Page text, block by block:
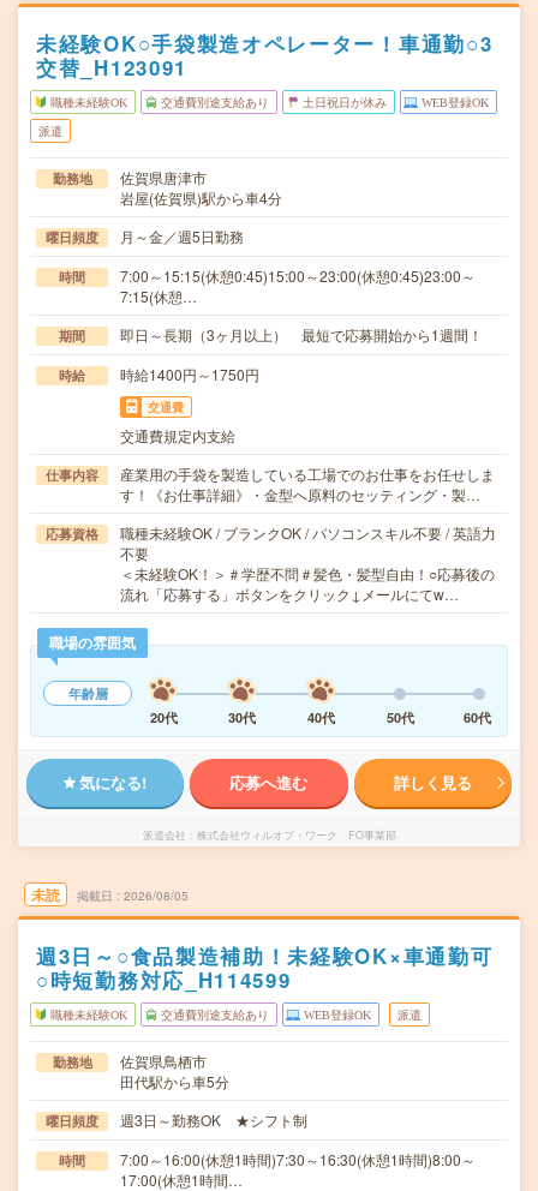
未経験OK○手袋製造オペレーター！車通勤○3
交替_H123091
職種未経験OK 交通費別途支給あり 土日祝日が休み WEB登録OK
派遣
勤務地
佐賀県唐津市
岩屋(佐賀県)駅から車4分
曜日頻度 月～金／週5日勤務
時間
7:00～15:15(休憩0:45)15:00～23:00(休憩0:45)23:00～
7:15(休憩…
期間 即日～長期（3ヶ月以上） 最短で応募開始から1週間！
時給 時給1400円～1750円
交通費
交通費規定内支給
仕事内容
産業用の手袋を製造している工場でのお仕事をお任せしま
す！《お仕事詳細》・金型へ原料のセッティング・製…
応募資格
職種未経験OK / ブランクOK / パソコンスキル不要 / 英語力
不要
＜未経験OK！＞＃学歴不問＃髪色・髪型自由！○応募後の
流れ「応募する」ボタンをクリック↓メールにてw…
職場の雰囲気
年齢層
20代
30代 40代 50代 60代
気になる! 応募へ進む 詳しく見る
派遣会社 株式会社ウィルオブ・ワーク FO事業部
未読 掲載日 2026/08/05
週3日～○食品製造補助！未経験OK×車通勤可
○時短勤務対応_H114599
職種未経験OK 交通費別途支給あり WEB登録OK 派遣
勤務地
佐賀県鳥栖市
田代駅から車5分
曜日頻度 週3日～勤務OK ★シフト制
時間
7:00～16:00(休憩1時間)7:30～16:30(休憩1時間)8:00～
17:00(休憩1時間…